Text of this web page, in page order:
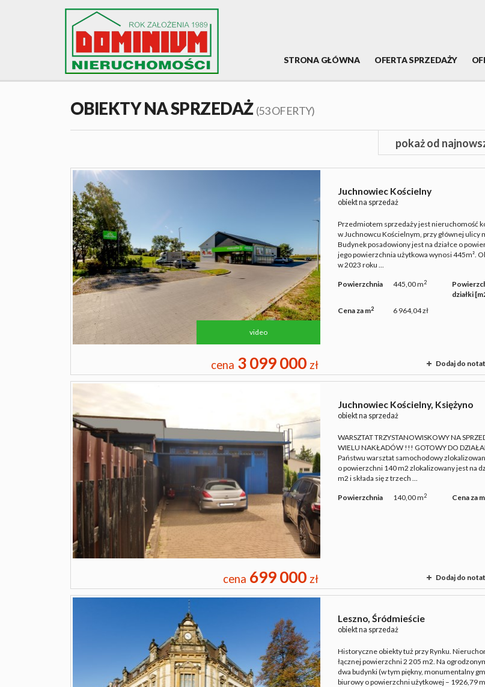
STRONA GŁÓWNA OFERTA SPRZEDAŻY
OBIEKTY NA SPRZEDAŻ (53 OFERTY)
pokaż od
video
Juchnowiec Kościelny
obiekt na sprzedaż
Przedmiotem sprzedaży jest nieruchomość
w Juchnowcu Kościelnym, przy głównej ulicy
Budynek posadowiony jest na działce o
jego powierzchnia użytkowa wynosi 445m².
w 2023 roku ...
Powierzchnia 445,00 m2
działki
Cena za m2 6 964,04 zł
cena 3 099 000 zł Dodaj do
Juchnowiec Kościelny, Księżyno
obiekt na sprzedaż
WARSZTAT TRZYSTANOWISKOWY NA
WIELU NAKŁADÓW !!! GOTOWY DO
Państwu warsztat samochodowy
o powierzchni 140 m2 zlokalizowany jest na
m2 i składa się z trzech ...
Powierzchnia 140,00 m2 Cena za m
cena 699 000 zł Dodaj do
Leszno, Śródmieście
obiekt na sprzedaż
Historyczne obiekty tuż przy Rynku.
łącznej powierzchni 2 205 m2. Na
dwa budynki (w tym piękny, monumentalny
biurowy o powierzchni użytkowej – 1926,79